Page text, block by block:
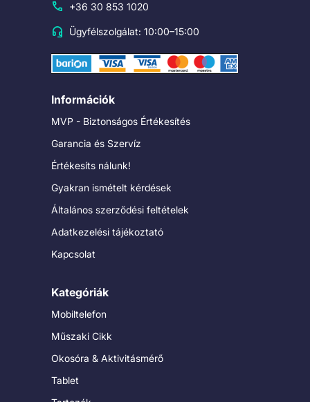
+36 30 853 1020
Ügyfélszolgálat: 10:00–15:00
Információk
MVP - Biztonságos Értékesítés
Garancia és Szervíz
Értékesíts nálunk!
Gyakran ismételt kérdések
Általános szerződési feltételek
Adatkezelési tájékoztató
Kapcsolat
Kategóriák
Mobiltelefon
Műszaki Cikk
Okosóra & Aktivitásmérő
Tablet